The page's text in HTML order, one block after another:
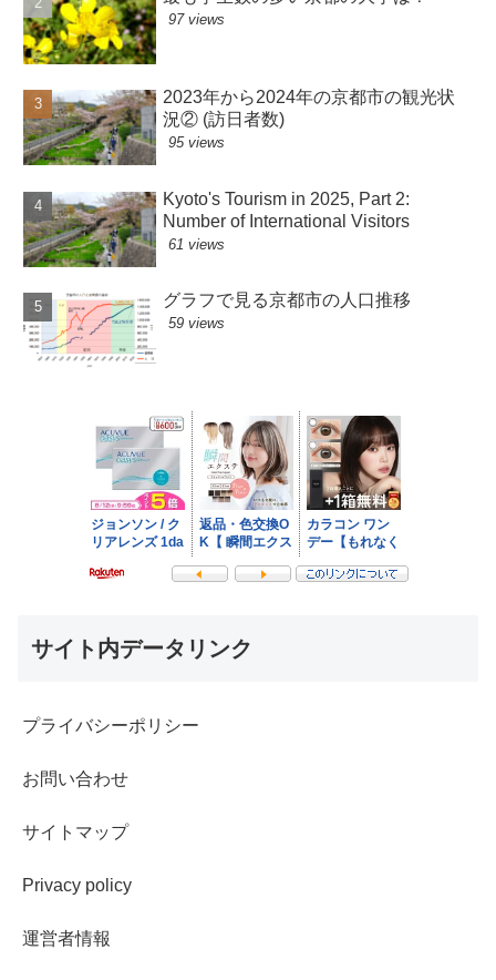
97 views
2023年から2024年の京都市の観光状
況② (訪日者数)
95 views
Kyoto's Tourism in 2025, Part 2:
Number of International Visitors
61 views
グラフで見る京都市の人口推移
59 views
サイト内データリンク
プライバシーポリシー
お問い合わせ
サイトマップ
Privacy policy
運営者情報